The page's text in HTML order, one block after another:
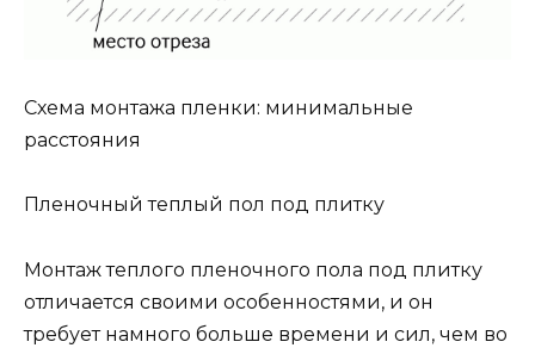
Схема монтажа пленки: минимальные
расстояния
Пленочный теплый пол под плитку
Монтаж теплого пленочного пола под плитку
отличается своими особенностями, и он
требует намного больше времени и сил, чем во